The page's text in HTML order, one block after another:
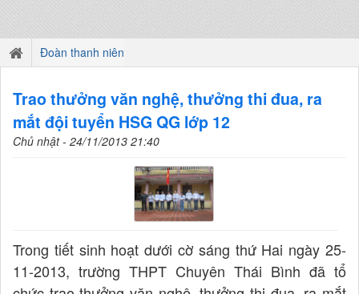
Đoàn thanh niên
Trao thưởng văn nghệ, thưởng thi đua, ra
mắt đội tuyển HSG QG lớp 12
Chủ nhật - 24/11/2013 21:40
Trong tiết sinh hoạt dưới cờ sáng thứ Hai ngày 25-
11-2013, trường THPT Chuyên Thái Bình đã tổ